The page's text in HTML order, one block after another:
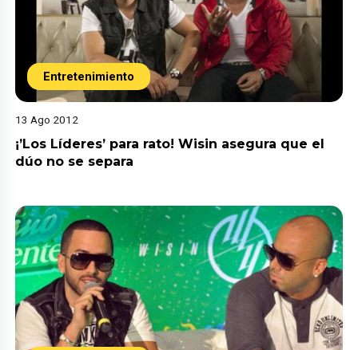
Entretenimiento
13 Ago 2012
¡’Los Líderes’ para rato! Wisin asegura que el
dúo no se separa